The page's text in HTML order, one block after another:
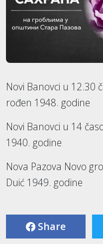
Novi Banovci u 12.30
rođen 1948. godine
Novi Banovci u 14
1940. godine
Nova Pazova Novo
Duić 1949. godine
Share